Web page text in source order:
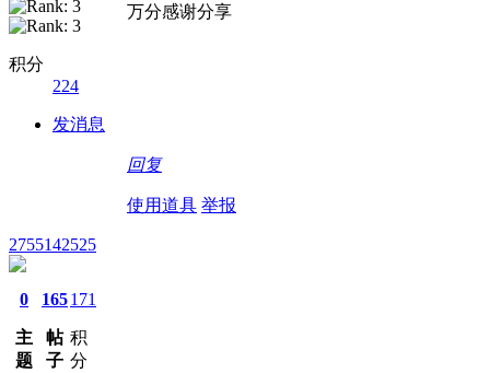
积分
224
发消息
万分感谢分享
回复
使用道具 举报
2755142525
0
主
题
165
帖
子
171
积
分